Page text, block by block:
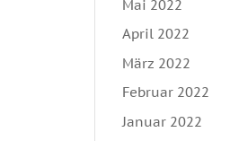
Mai 2022
April 2022
März 2022
Februar 2022
Januar 2022